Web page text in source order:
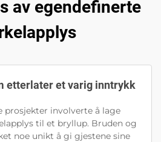
av egendefinerte
etterlater et varig inntrykk
prosjekter involverte å lage
til et bryllup. Bruden og
noe unikt å gi gjestene sine